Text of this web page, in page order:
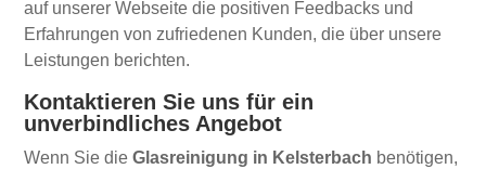
auf unserer Webseite die positiven Feedbacks und
Erfahrungen von zufriedenen Kunden, die über unsere
Leistungen berichten.
Kontaktieren Sie uns für ein
unverbindliches Angebot
Wenn Sie dieGlasreinigung in Kelsterbach benötigen,